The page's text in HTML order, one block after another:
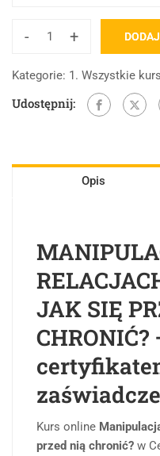
- +
Kategorie: 1. Wszystkie
Udostępnij:
Opis
JAK SIĘ
Kurs online
przed nią chronić? w